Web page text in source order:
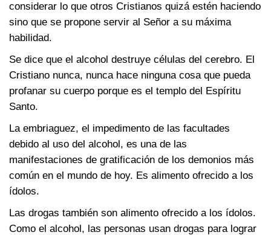
considerar lo que otros Cristianos quizá estén haciendo
sino que se propone servir al Señor a su máxima
habilidad.
Se dice que el alcohol destruye células del cerebro. El
Cristiano nunca, nunca hace ninguna cosa que pueda
profanar su cuerpo porque es el templo del Espíritu
Santo.
La embriaguez, el impedimento de las facultades
debido al uso del alcohol, es una de las
manifestaciones de gratificación de los demonios más
común en el mundo de hoy. Es alimento ofrecido a los
ídolos.
Las drogas también son alimento ofrecido a los ídolos.
Como el alcohol, las personas usan drogas para lograr